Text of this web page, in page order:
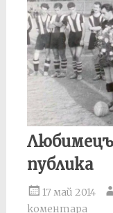
публика
17 май 2014
коментара